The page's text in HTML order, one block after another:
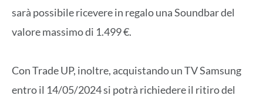
sarà possibile ricevere in regalo una Soundbar del
valore massimo di 1.499 €.
Con Trade UP, inoltre, acquistando un TV Samsung
entro il 14/05/2024 si potrà richiedere il ritiro del